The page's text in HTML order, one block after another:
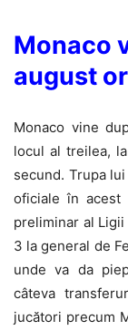
Monaco
august
Monaco vine
locul al treilea,
secund. Trupa
oficiale în acest
preliminar al
3 la general de
unde va da
câteva
jucători precum